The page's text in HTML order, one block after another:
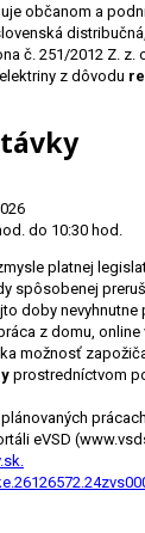
občanom a
č. 251/2012 Z. z.
z dôvodu
do 10:30 hod.
platnej
spôsobenej
doby
z domu, online
možnosť
prostredníctvom
eVSD